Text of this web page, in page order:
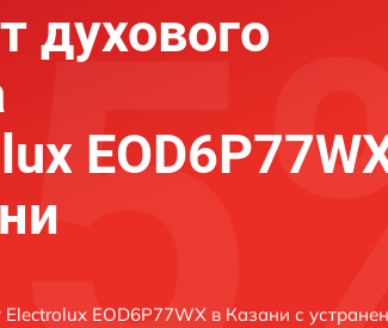
духового
EOD6P77WX в Казани с